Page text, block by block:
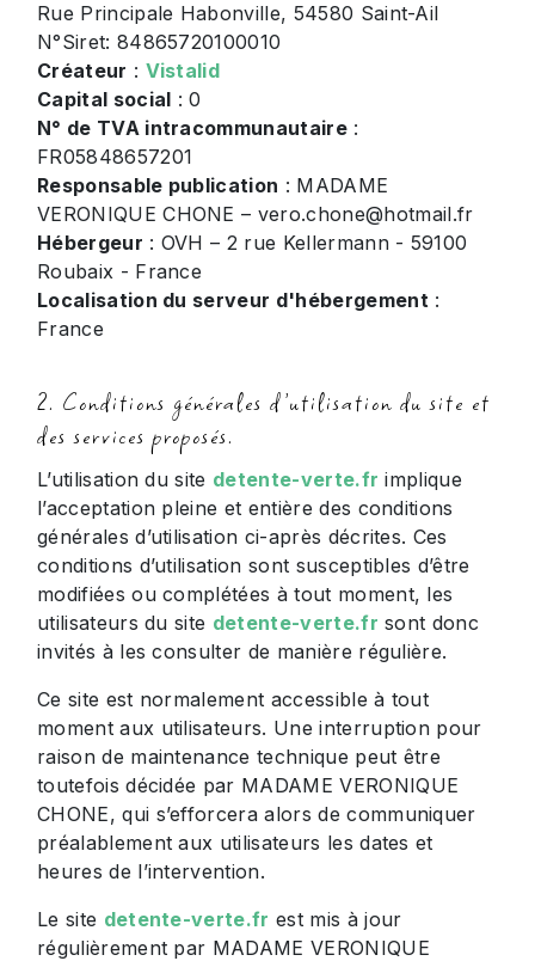
Rue Principale Habonville, 54580 Saint-Ail
N°Siret: 84865720100010
Créateur : Vistalid
Capital social : 0
N° de TVA intracommunautaire:
FR05848657201
Responsable publication : MADAME
VERONIQUE CHONE – vero.chone@hotmail.fr
Hébergeur : OVH – 2 rue Kellermann - 59100
Roubaix - France
Localisation du serveur d'hébergement:
France
2. Conditions générales d’utilisation du site et
des services proposés.
L’utilisation du site detente-verte.fr implique
l’acceptation pleine et entière des conditions
générales d’utilisation ci-après décrites. Ces
conditions d’utilisation sont susceptibles d’être
modifiées ou complétées à tout moment, les
utilisateurs du site detente-verte.fr sont donc
invités à les consulter de manière régulière.
Ce site est normalement accessible à tout
moment aux utilisateurs. Une interruption pour
raison de maintenance technique peut être
toutefois décidée par MADAME VERONIQUE
CHONE, qui s’efforcera alors de communiquer
préalablement aux utilisateurs les dates et
heures de l’intervention.
Le site detente-verte.fr est mis à jour
régulièrement par MADAME VERONIQUE